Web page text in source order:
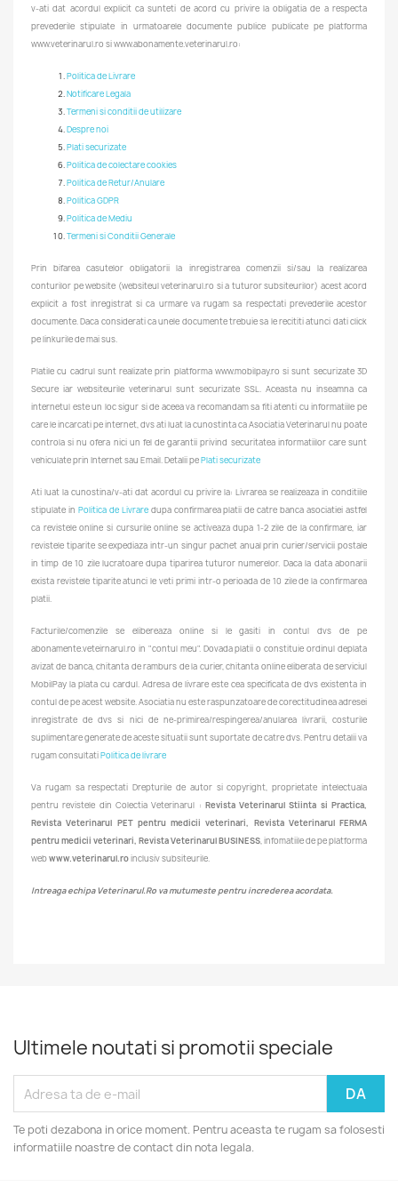
v-ati dat acordul explicit ca sunteti de acord cu privire la obligatia de a respecta
prevederile stipulate in urmatoarele documente publice publicate pe platforma
www.veterinarul.ro si www.abonamente.veterinarul.ro:
Politica de Livrare
Notificare Legala
Termeni si conditii de utilizare
Despre noi
Plati securizate
Politica de colectare cookies
Politica de Retur/Anulare
Politica GDPR
Politica de Mediu
Termeni si Conditii Generale
Prin bifarea casutelor obligatorii la inregistrarea comenzii si/sau la realizarea
conturilor pe website (websiteul veterinarul.ro si a tuturor subsiteurilor) acest acord
explicit a fost inregistrat si ca urmare va rugam sa respectati prevederile acestor
documente. Daca considerati ca unele documente trebuie sa le recititi atunci dati click
pe linkurile de mai sus.
Platile cu cadrul sunt realizate prin platforma www.mobilpay.ro si sunt securizate 3D
Secure iar websiteurile veterinarul sunt securizate SSL. Aceasta nu inseamna ca
internetul este un loc sigur si de aceea va recomandam sa fiti atenti cu informatiile pe
care le incarcati pe internet, dvs ati luat la cunostinta ca Asociatia Veterinarul nu poate
controla si nu ofera nici un fel de garantii privind securitatea informatiilor care sunt
vehiculate prin Internet sau Email. Detalii pePlati securizate
Ati luat la cunostina/v-ati dat acordul cu privire la: Livrarea se realizeaza in conditiile
stipulate in Politica de Livrare dupa confirmarea platii de catre banca asociatiei astfel
ca revistele online si cursurile online se activeaza dupa 1-2 zile de la confirmare, iar
revistele tiparite se expediaza intr-un singur pachet anual prin curier/servicii postale
in timp de 10 zile lucratoare dupa tiparirea tuturor numerelor. Daca la data abonarii
exista revistele tiparite atunci le veti primi intr-o perioada de 10 zile de la confirmarea
platii.
Facturile/comenzile se elibereaza online si le gasiti in contul dvs de pe
abonamente.veteirnarul.ro in "contul meu". Dovada platii o constituie ordinul deplata
avizat de banca, chitanta de ramburs de la curier, chitanta online eliberata de serviciul
MobilPay la plata cu cardul. Adresa de livrare este cea specificata de dvs existenta in
contul de pe acest website. Asociatia nu este raspunzatoare de corectitudinea adresei
inregistrate de dvs si nici de ne-primirea/respingerea/anularea livrarii, costurile
suplimentare generate de aceste situatii sunt suportate de catre dvs. Pentru detalii va
rugam consultatiPolitica de livrare
Va rugam sa respectati Drepturile de autor si copyright, proprietate intelectuala
pentru revistele din Colectia Veterinarul : Revista Veterinarul Stiinta si Practica,
Revista Veterinarul PET pentru medicii veterinari, Revista Veterinarul FERMA
pentru medicii veterinari, Revista Veterinarul BUSINESS, infomatiile de pe platforma
webwww.veterinarul.roinclusiv subsiteurile.
Intreaga echipa Veterinarul.Ro va mutumeste pentru increderea acordata.
Ultimele noutati si promotii speciale
Te poti dezabona in orice moment. Pentru aceasta te rugam sa folosesti
informatiile noastre de contact din nota legala.